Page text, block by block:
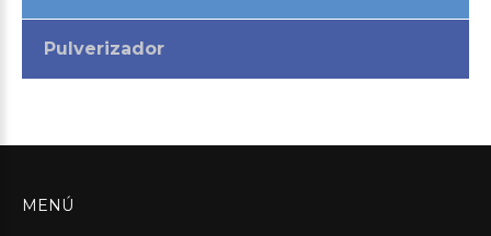
Pulverizador
MENÚ